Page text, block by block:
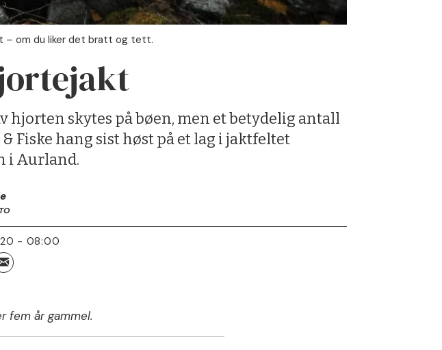
– om du liker det bratt og tett.
hjorten skytes på bøen, men et betydelig antall
Fiske hang sist høst på et lag i jaktfeltet
i Aurland.
- 08:00
fem år gammel.